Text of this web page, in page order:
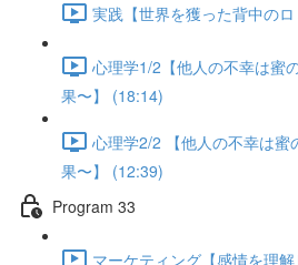
実践【世界を獲った背中の
心理学1/2【他人の不幸は蜜
果〜】 (18:14)
心理学2/2 【他人の不幸は蜜
果〜】 (12:39)
Program 33
マーケティング【感情を理